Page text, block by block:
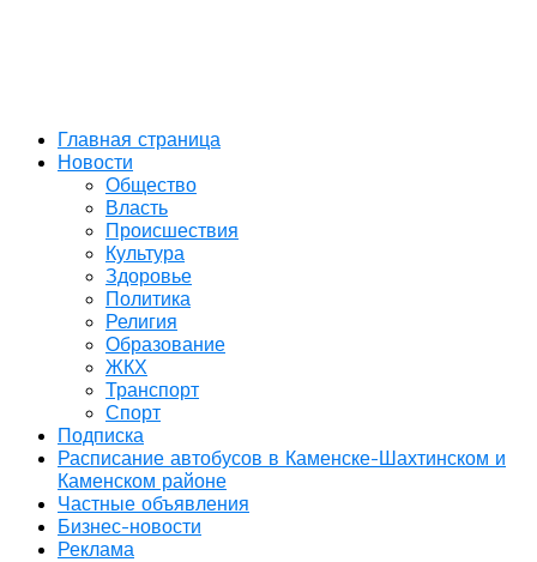
Главная страница
Новости
Общество
Власть
Происшествия
Культура
Здоровье
Политика
Религия
Образование
ЖКХ
Транспорт
Спорт
Подписка
Расписание автобусов в Каменске-Шахтинском и
Каменском районе
Частные объявления
Бизнес-новости
Реклама